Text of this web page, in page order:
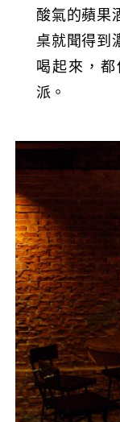
酸氣的蘋果
桌就聞得到
喝起來，
派。